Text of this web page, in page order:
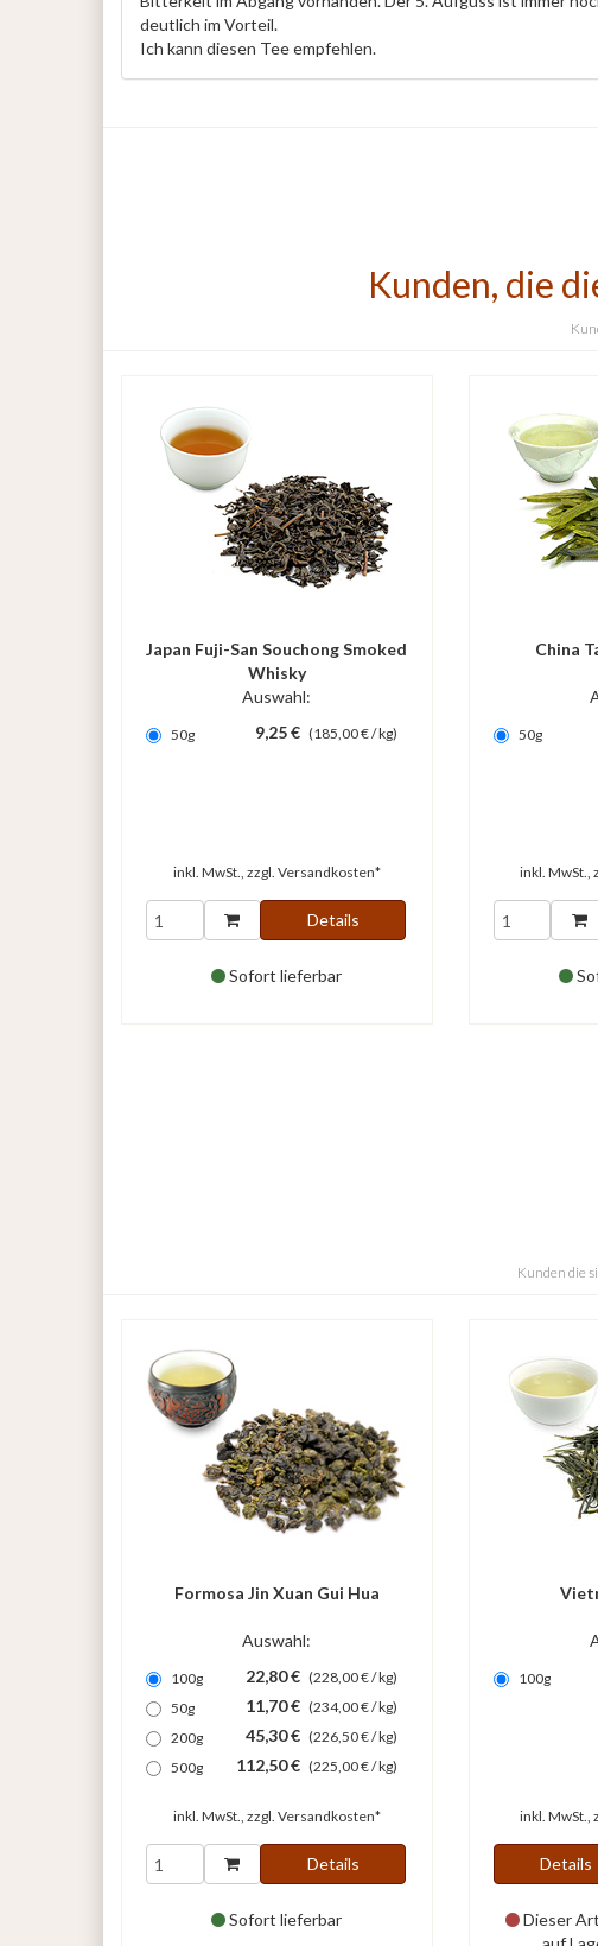
deutlich im Vorteil.
Ich kann diesen Tee empfehlen.
Kunden, die
Japan Fuji-San Souchong Smoked
Whisky
Auswahl:
50g 9,25 € (185,00 € / kg)
inkl. MwSt., zzgl. Versandkosten*
Details
Sofort lieferbar
China
50g
inkl. MwSt.,
Kunden die
Formosa Jin Xuan Gui Hua
Auswahl:
100g 22,80 € (228,00 € / kg)
50g
11,70 € (234,00 € / kg)
200g
45,30 € (226,50 € / kg)
500g
112,50 € (225,00 € / kg)
inkl. MwSt., zzgl. Versandkosten*
Details
Sofort lieferbar
100g
inkl. MwSt.,
Details
Dieser